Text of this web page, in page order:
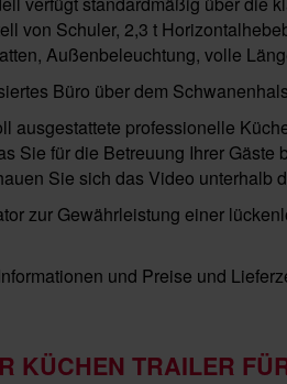
von Schuler, 2,3 t
Außenbeleuchtung, volle
Büro über dem
ausgestattete professionelle
Sie für die Betreuung Ihrer Gäste
Sie sich das Video unterhalb
zur Gewährleistung einer
und Preise und
KÜCHEN TRAILER